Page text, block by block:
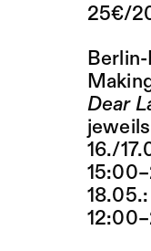
25€/
Dear
16./